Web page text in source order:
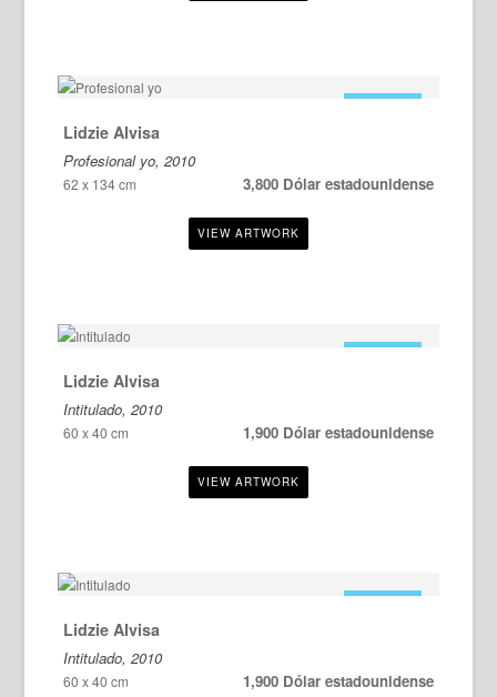
Lidzie Alvisa
Profesional yo, 2010
62 x 134 cm 3,800 Dólar estadounidense
Lidzie Alvisa
Intitulado, 2010
60 x 40 cm 1,900 Dólar estadounidense
Lidzie Alvisa
Intitulado, 2010
60 x 40 cm 1,900 Dólar estadounidense